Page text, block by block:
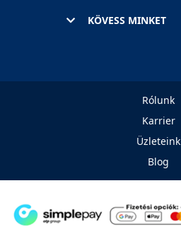
KÖVESS MINKET
Rólunk
Karrier
Üzleteink
Blog